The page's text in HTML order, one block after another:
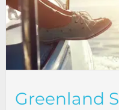
Greenland